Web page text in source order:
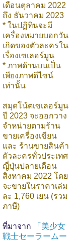
เดือนตุลาคม 2022
ถึง ธันวาคม 2023
* ในปฏิทินจะมี
เครื่องหมายบอกวัน
เกิดของตัวละครใน
เรื่องเซเลอร์มูน
* ภาพด้านบนเป็น
เพียงภาพดีไซน์
เท่านั้น
สมุดโน้ตเซเลอร์มูน
ปี 2023 จะออกวาง
จำหน่ายตามร้าน
ขายเครื่องเขียน
และ ร้านขายสินค้า
ตัวละครทั่วประเทศ
ญี่ปุ่นปลายเดือน
สิงหาคม 2022 โดย
จะขายในราคาเล่ม
ละ 1,760 เยน (รวม
ภาษี)
ที่มาจาก
「美少女
戦士セーラームー